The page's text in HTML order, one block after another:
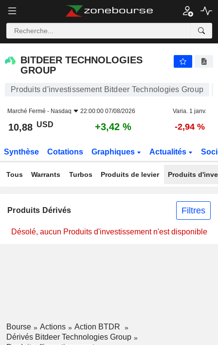
BITDEER TECHNOLOGIES
GROUP
Produits d'investissement Bitdeer Technologies Group
Marché Fermé - Nasdaq 22:00:00 07/08/2026 Varia. 1 janv.
10,88 USD +3,42 % -2,94 %
Synthèse Cotations Graphiques Actualités
Tous Warrants Turbos Produits de levier Produits
Produits Dérivés Filtres
Désolé, aucun Produits d'investissement n'est disponible
Bourse Actions
Action BTDR
Dérivés Bitdeer Technologies Group